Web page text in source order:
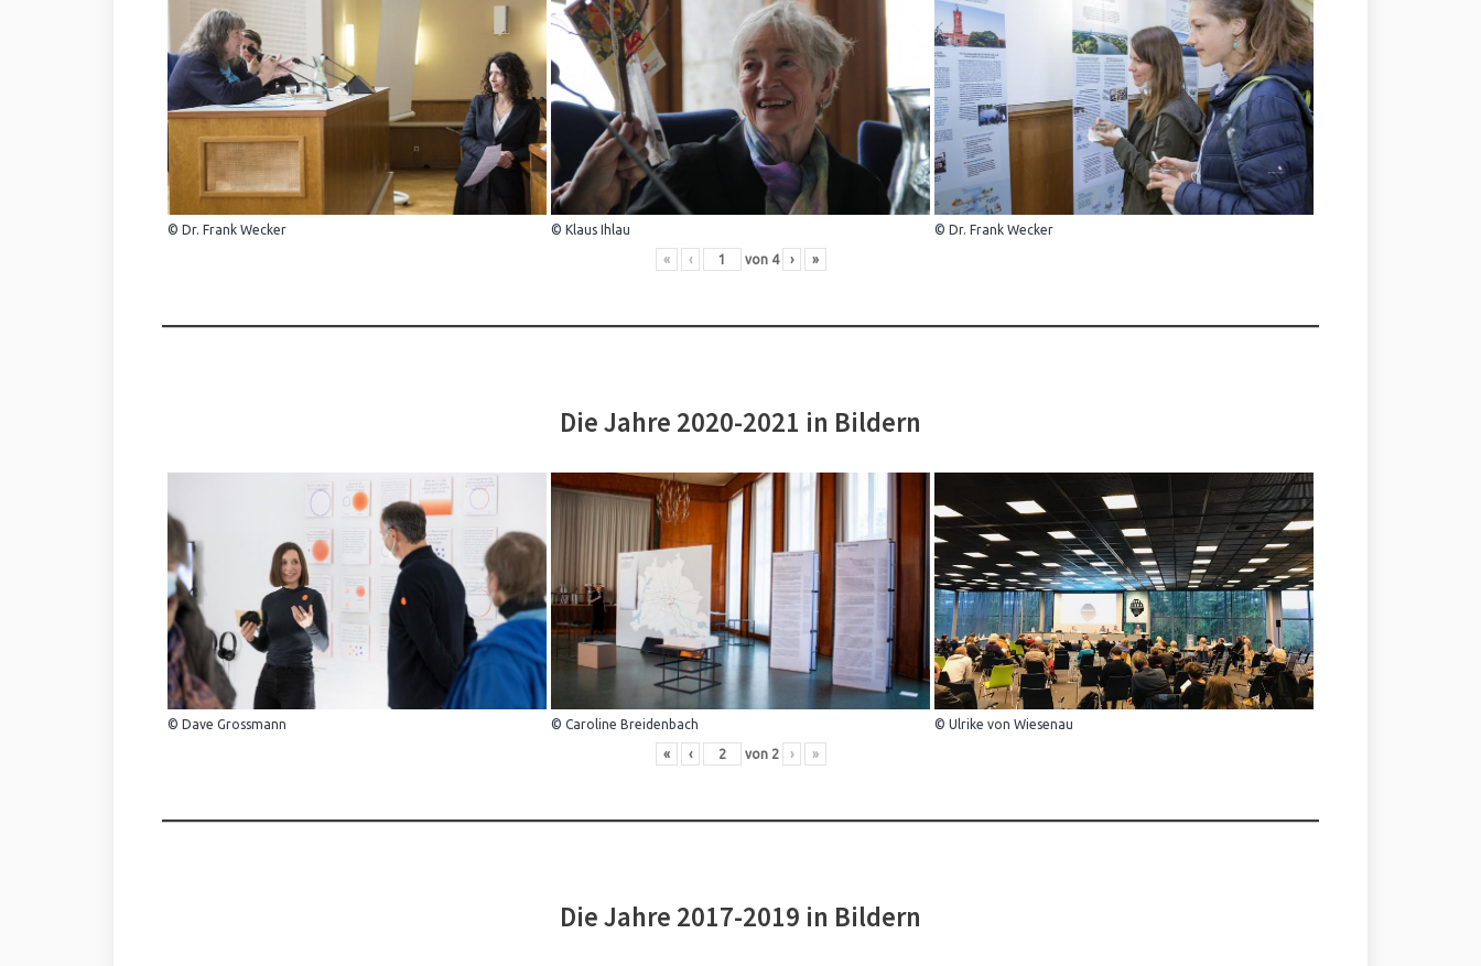
© Dr. Frank Wecker © Klaus Ihlau © Dr. Frank Wecker
« ‹ von 4 › »
Die Jahre 2020-2021 in Bildern
© Dave Grossmann © Caroline Breidenbach © Ulrike von Wiesenau
« ‹ von 2 › »
Die Jahre 2017-2019 in Bildern